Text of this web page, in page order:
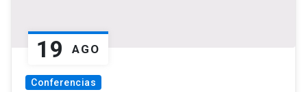
19 AGO
Conferencias